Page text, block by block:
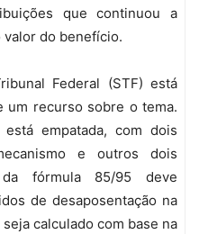
que continuou a
do benefício.
Federal (STF) está
um recurso sobre o tema.
empatada, com dois
e outros dois
fórmula 85/95 deve
de desaposentação na
calculado com base na